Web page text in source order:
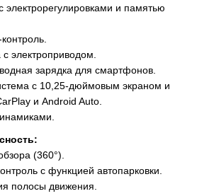
электрорегулировками и памятью
электроприводом.
зарядка для смартфонов.
с 10,25-дюймовым экраном и
и Android Auto.
(360°).
с функцией автопарковки.
полосы движения.